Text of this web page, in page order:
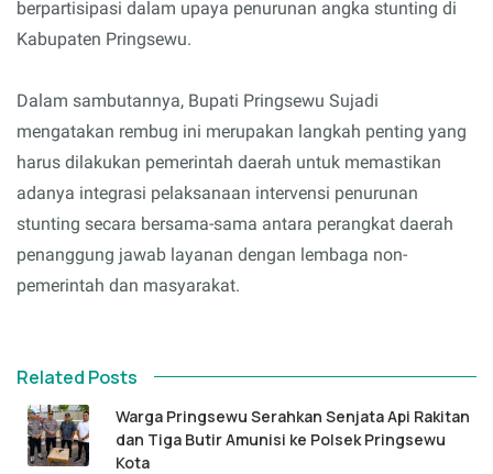
berpartisipasi dalam upaya penurunan angka stunting di
Kabupaten Pringsewu.
Dalam sambutannya, Bupati Pringsewu Sujadi
mengatakan rembug ini merupakan langkah penting yang
harus dilakukan pemerintah daerah untuk memastikan
adanya integrasi pelaksanaan intervensi penurunan
stunting secara bersama-sama antara perangkat daerah
penanggung jawab layanan dengan lembaga non-
pemerintah dan masyarakat.
Related Posts
Warga Pringsewu Serahkan Senjata Api Rakitan
dan Tiga Butir Amunisi ke Polsek Pringsewu
Kota